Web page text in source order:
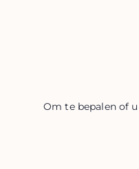
Om te bepalen of